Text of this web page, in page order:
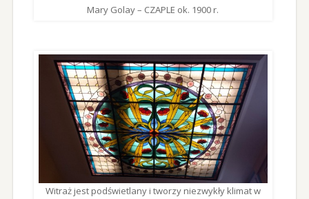
Mary Golay – CZAPLE ok. 1900 r.
Witraż jest podświetlany i tworzy niezwykły klimat w